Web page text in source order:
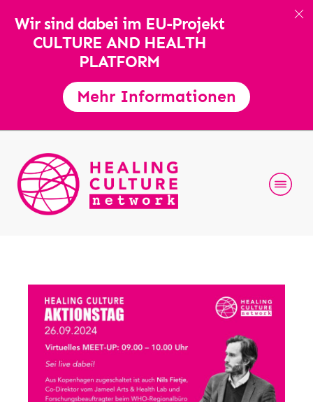
Wir sind dabei im EU-Projekt
CULTURE AND HEALTH
PLATFORM
Mehr Informationen